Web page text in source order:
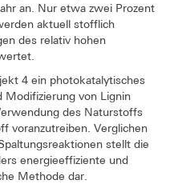
an. Nur etwa zwei Prozent
aktuell stofflich
des relativ hohen
4 ein photokatalytisches
Modifizierung von Lignin
des Naturstoffs
voranzutreiben. Verglichen
stellt die
energieeffiziente und
Methode dar.